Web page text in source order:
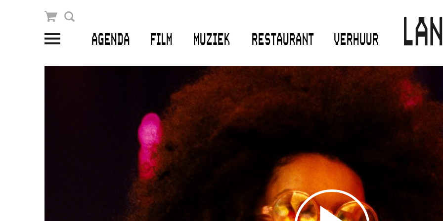
AGENDA FILM MUZIEK RESTAURANT VERHUUR
Winkelmandje
PLAN JE BEZOEK
Openingstijden & contact
Schoolvoorstellingen
Filmprogramma’s Primair Onderwijs